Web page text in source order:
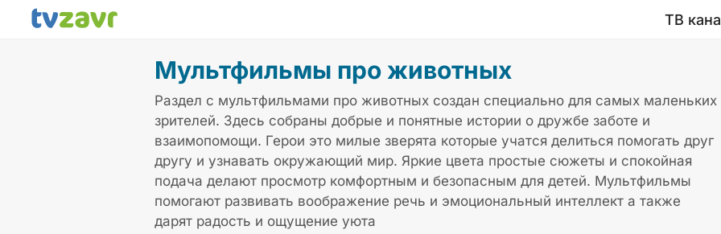
ТВ
Мультфильмы про животных
Раздел с мультфильмами про животных создан специально для самых маленьких
зрителей. Здесь собраны добрые и понятные истории о дружбе заботе и
взаимопомощи. Герои это милые зверята которые учатся делиться помогать друг
другу и узнавать окружающий мир. Яркие цвета простые сюжеты и спокойная
подача делают просмотр комфортным и безопасным для детей. Мультфильмы
помогают развивать воображение речь и эмоциональный интеллект а также
дарят радость и ощущение уюта